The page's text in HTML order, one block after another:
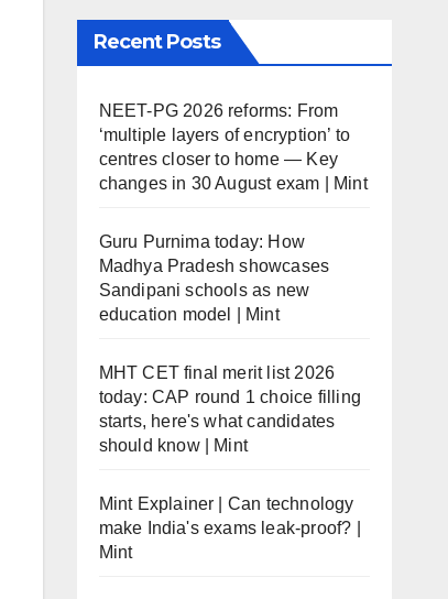
Recent Posts
NEET-PG 2026 reforms: From
‘multiple layers of encryption’ to
centres closer to home — Key
changes in 30 August exam | Mint
Guru Purnima today: How
Madhya Pradesh showcases
Sandipani schools as new
education model | Mint
MHT CET final merit list 2026
today: CAP round 1 choice filling
starts, here's what candidates
should know | Mint
Mint Explainer | Can technology
make India's exams leak-proof? |
Mint